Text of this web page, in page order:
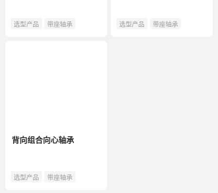
选型产品 带座轴承
背向组合向心轴承
选型产品 带座轴承
选型产品 带座轴承